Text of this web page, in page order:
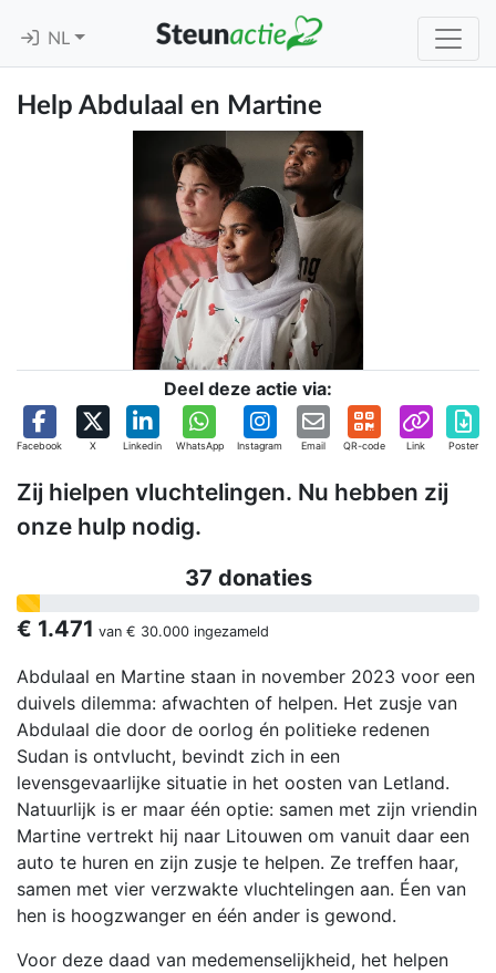
NL
Help Abdulaal en Martine
Deel deze actie via:
Facebook X Linkedin WhatsApp Instagram Email QR-code Link Poster
Zij hielpen vluchtelingen. Nu hebben zij
onze hulp nodig.
37 donaties
€ 1.471 van € 30.000 ingezameld
Abdulaal en Martine staan in november 2023 voor een
duivels dilemma: afwachten of helpen. Het zusje van
Abdulaal die door de oorlog én politieke redenen
Sudan is ontvlucht, bevindt zich in een
levensgevaarlijke situatie in het oosten van Letland.
Natuurlijk is er maar één optie: samen met zijn vriendin
Martine vertrekt hij naar Litouwen om vanuit daar een
auto te huren en zijn zusje te helpen. Ze treffen haar,
samen met vier verzwakte vluchtelingen aan. Éen van
hen is hoogzwanger en één ander is gewond.
Voor deze daad van medemenselijkheid, het helpen